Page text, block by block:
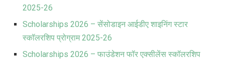
2025-26
Scholarships 2026 – सेंसोडाइन आईडीए शाइनिंग स्टार
स्कॉलरशिप प्रोग्राम 2025-26
Scholarships 2026 – फाउंडेशन फॉर एक्सीलेंस स्कॉलरशिप